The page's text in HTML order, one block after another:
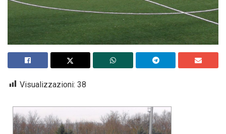
Visualizzazioni: 38